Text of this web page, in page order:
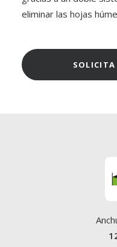
eliminar las hojas